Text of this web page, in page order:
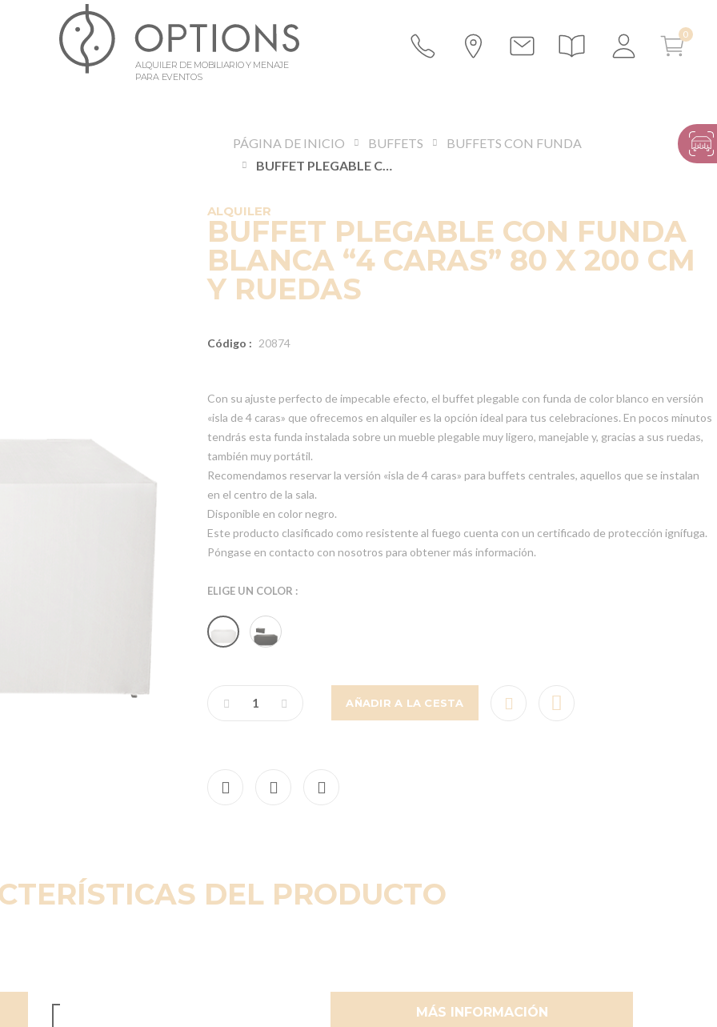
ALQUILER DE MOBILIARIO Y MENAJE
PARA EVENTOS
PÁGINA DE INICIO BUFFETS
BUFFETS CON FUNDA
BUFFET PLEGABLE CON FUNDA BLANCA “4 CARAS” 80 X 200 CM Y RUEDAS
ALQUILER
BUFFET PLEGABLE CON FUNDA
BLANCA “4 CARAS” 80 X 200 CM
Y RUEDAS
Código : 20874
Con su ajuste perfecto de impecable efecto, el buffet plegable con funda de color blanco en versión
«isla de 4 caras» que ofrecemos en alquiler es la opción ideal para tus celebraciones. En pocos minutos
tendrás esta funda instalada sobre un mueble plegable muy ligero, manejable y, gracias a sus ruedas,
también muy portátil.
Recomendamos reservar la versión «isla de 4 caras» para buffets centrales, aquellos que se instalan
en el centro de la sala.
Disponible en color negro.
Este producto clasificado como resistente al fuego cuenta con un certificado de protección ignífuga.
Póngase en contacto con nosotros para obtener más información.
ELIGE UN COLOR :
AÑADIR A LA CESTA
DEL PRODUCTO
MÁS INFORMACIÓN